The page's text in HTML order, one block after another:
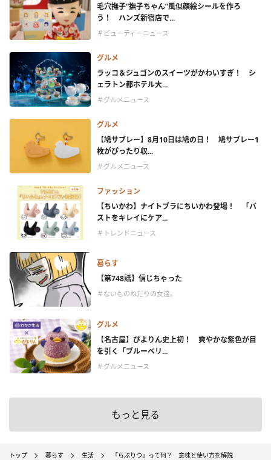
毛穴撫子“撫子ちゃん”風似顔絵シールを作ろ
う！ ハンズ新宿店で...
＃ビューティーニュース
グルメ
ラッコ＆ジュゴンのスイーツがかわいすぎ！ シ
ェラトン都ホテル大...
＃グルメニュース
グルメ
【鳩サブレー】8月10日は鳩の日！ 鳩サブレー1
枚がぴったり収...
＃グルメニュース
ファッション
【ちいかわ】ナイトブラにちいかわ登場！ 「バ
ストをキレイにケア...
＃トレンドニュース
暮らす
【第748話】信じちゃった
＃ないものねだりの女達。
グルメ
【名古屋】ぴよりん史上初！ 爽やかな紫色が目
を引く「ブルーベリ...
＃グルメニュース
もっと見る
トップ 暮らす 生活 「らぶりつ」って何？ 意味と使い方を解説